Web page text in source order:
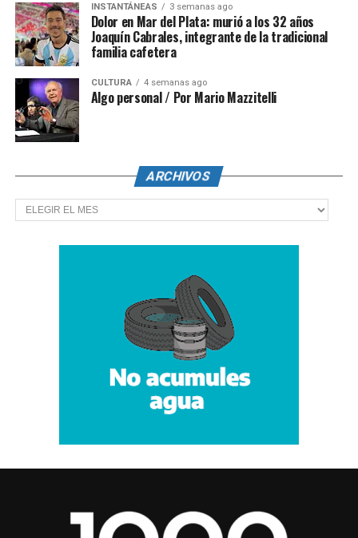
INSTANTÁNEAS 3 semanas ago
Dolor en Mar del Plata: murió a los 32 años
Joaquín Cabrales, integrante de la tradicional
familia cafetera
CULTURA 4 semanas ago
Algo personal / Por Mario Mazzitelli
ARCHIVOS
Archivos